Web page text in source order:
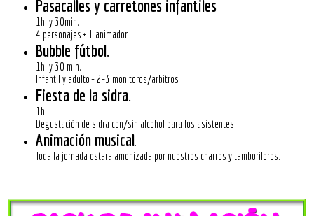
Pasacalles y carretones infantiles
1h. y 30min.
4 personajes + 1 animador
Bubble fútbol.
1h. y 30 min.
Infantil y adulto + 2-3 monitores/arbitros
Fiesta de la sidra.
1h.
Degustación de sidra con/sin alcohol para los asistentes.
Animación musical.
Toda la jornada estara amenizada por nuestros charros y tamborileros.